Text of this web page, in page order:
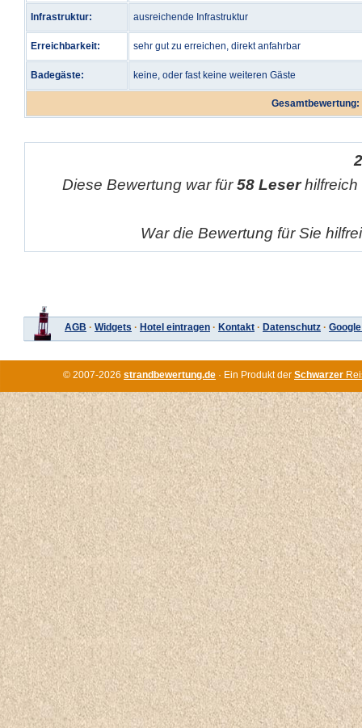
Infrastruktur: ausreichende Infrastruktur
Erreichbarkeit: sehr gut zu erreichen, direkt anfahrbar
Badegäste: keine, oder fast keine weiteren Gäste
Gesamtbewertung:
Diese Bewertung war für58 Leser
War die Bewertung für Sie
AGB · Widgets · Hotel eintragen · Kontakt · Datenschutz ·
© 2007-2026 strandbewertung.de · Ein Produkt der Schwarzer